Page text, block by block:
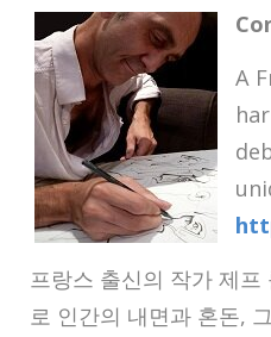
A
프랑스 출신의 작가 제
로 인간의 내면과 혼돈,